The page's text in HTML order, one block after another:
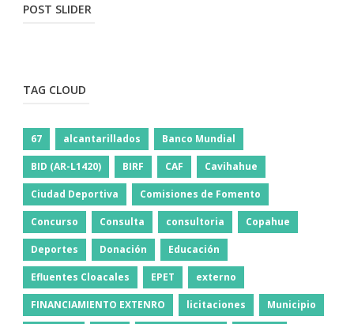
POST SLIDER
TAG CLOUD
67 alcantarillados Banco Mundial
BID (AR-L1420) BIRF CAF Cavihahue
Ciudad Deportiva Comisiones de Fomento
Concurso Consulta consultoria Copahue
Deportes Donación Educación
Efluentes Cloacales EPET externo
FINANCIAMIENTO EXTENRO licitaciones Municipio